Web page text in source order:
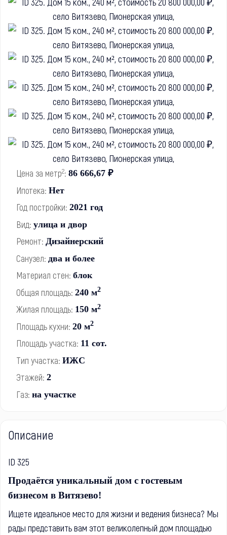
Цена за метр2: 86 666,67 ₽
Ипотека: Нет
Год постройки: 2021 год
Вид: улица и двор
Ремонт: Дизайнерский
Санузел: два и более
Материал стен: блок
Общая площадь: 240 м2
Жилая площадь: 150 м2
Площадь кухни: 20 м2
Площадь участка: 11 сот.
Тип участка: ИЖС
Этажей: 2
Газ: на участке
Описание
ID 325
Продаётся уникальный дом с гостевым
бизнесом в Витязево!
Ищете идеальное место для жизни и ведения бизнеса? Мы
рады представить вам этот великолепный дом площадью